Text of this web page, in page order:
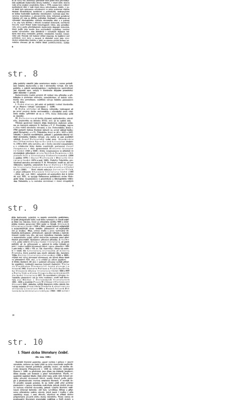
str. 8
Image
str. 9
Image
str. 10
Image